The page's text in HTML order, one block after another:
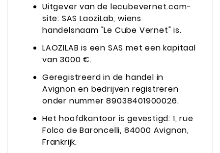
Uitgever van de lecubevernet.com-
site: SAS LaoziLab, wiens
handelsnaam "Le Cube Vernet" is.
LAOZILAB is een SAS met een kapitaal
van 3000 €.
Geregistreerd in de handel in
Avignon en bedrijven registreren
onder nummer 89038401900026.
Het hoofdkantoor is gevestigd: 1, rue
Folco de Baroncelli, 84000 Avignon,
Frankrijk.